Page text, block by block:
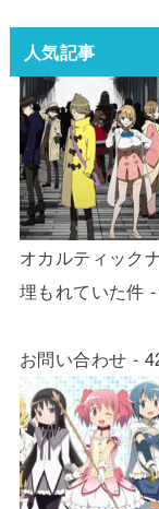
人気記事
オカルティック
埋もれていた件
お問い合わせ -